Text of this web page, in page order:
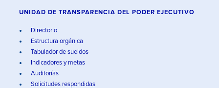
UNIDAD DE TRANSPARENCIA DEL PODER EJECUTIVO
Directorio
Estructura orgánica
Tabulador de sueldos
Indicadores y metas
Auditorías
Solicitudes respondidas